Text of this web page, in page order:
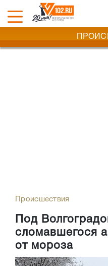
Происшествия
Под
сломавшегося
от мороза